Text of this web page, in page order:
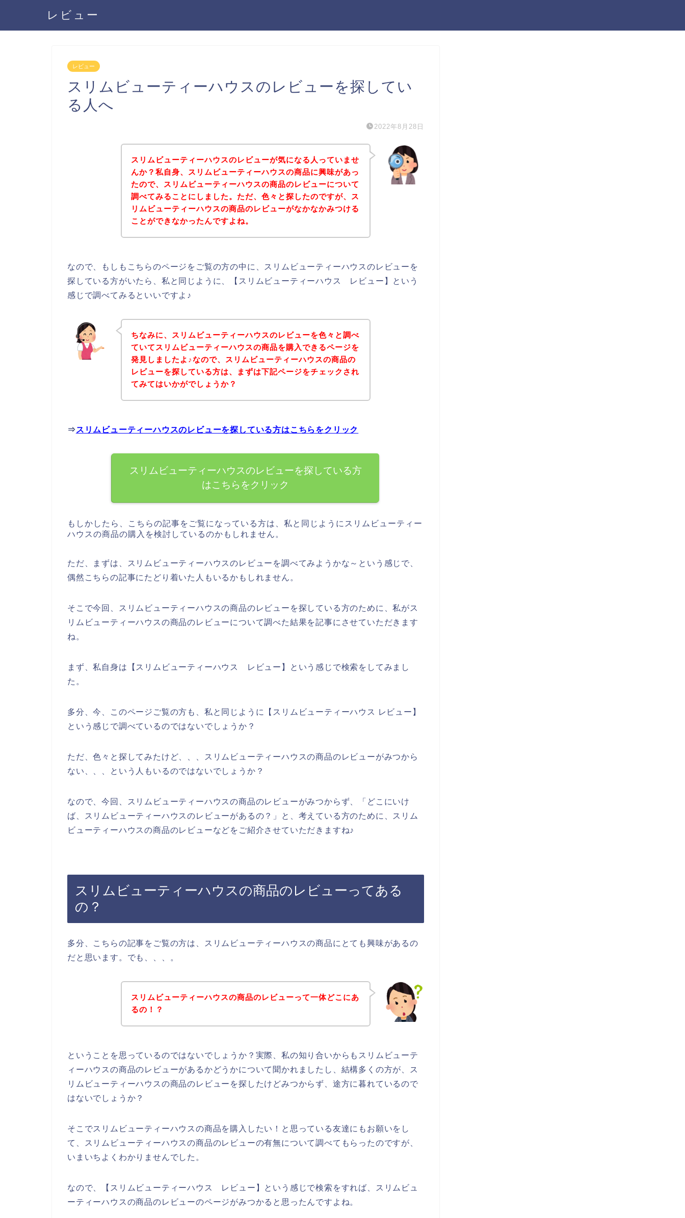
レビュー
レビュー
スリムビューティーハウスのレビューを探してい
る人へ
2022年8月28日
スリムビューティーハウスのレビューが気になる人っていませ
んか？私自身、スリムビューティーハウスの商品に興味があっ
たので、スリムビューティーハウスの商品のレビューについて
調べてみることにしました。ただ、色々と探したのですが、ス
リムビューティーハウスの商品のレビューがなかなかみつける
ことができなかったんですよね。
なので、もしもこちらのページをご覧の方の中に、スリムビューティーハウスのレビューを
探している方がいたら、私と同じように、【スリムビューティーハウス レビュー】という
感じで調べてみるといいですよ♪
ちなみに、スリムビューティーハウスのレビューを色々と調べ
ていてスリムビューティーハウスの商品を購入できるページを
発見しましたよ♪なので、スリムビューティーハウスの商品の
レビューを探している方は、まずは下記ページをチェックされ
てみてはいかがでしょうか？
⇒ スリムビューティーハウスのレビューを探している方はこちらをクリック
スリムビューティーハウスのレビューを探している方
はこちらをクリック
もしかしたら、こちらの記事をご覧になっている方は、私と同じようにスリムビューティー
ハウスの商品の購入を検討しているのかもしれません。
ただ、まずは、スリムビューティーハウスのレビューを調べてみようかな～という感じで、
偶然こちらの記事にたどり着いた人もいるかもしれません。
そこで今回、スリムビューティーハウスの商品のレビューを探している方のために、私がス
リムビューティーハウスの商品のレビューについて調べた結果を記事にさせていただきます
ね。
まず、私自身は【スリムビューティーハウス レビュー】という感じで検索をしてみまし
た。
多分、今、このページご覧の方も、私と同じように【スリムビューティーハウス レビュー】
という感じで調べているのではないでしょうか？
ただ、色々と探してみたけど、、、スリムビューティーハウスの商品のレビューがみつから
ない、、、という人もいるのではないでしょうか？
なので、今回、スリムビューティーハウスの商品のレビューがみつからず、「どこにいけ
ば、スリムビューティーハウスのレビューがあるの？」と、考えている方のために、スリム
ビューティーハウスの商品のレビューなどをご紹介させていただきますね♪
スリムビューティーハウスの商品のレビューってある
の？
多分、こちらの記事をご覧の方は、スリムビューティーハウスの商品にとても興味があるの
だと思います。でも、、、。
スリムビューティーハウスの商品のレビューって一体どこにあ
るの！？
ということを思っているのではないでしょうか？実際、私の知り合いからもスリムビューテ
ィーハウスの商品のレビューがあるかどうかについて聞かれましたし、結構多くの方が、ス
リムビューティーハウスの商品のレビューを探したけどみつからず、途方に暮れているので
はないでしょうか？
そこでスリムビューティーハウスの商品を購入したい！と思っている友達にもお願いをし
て、スリムビューティーハウスの商品のレビューの有無について調べてもらったのですが、
いまいちよくわかりませんでした。
なので、【スリムビューティーハウス レビュー】という感じで検索をすれば、スリムビュ
ーティーハウスの商品のレビューのページがみつかると思ったんですよね。